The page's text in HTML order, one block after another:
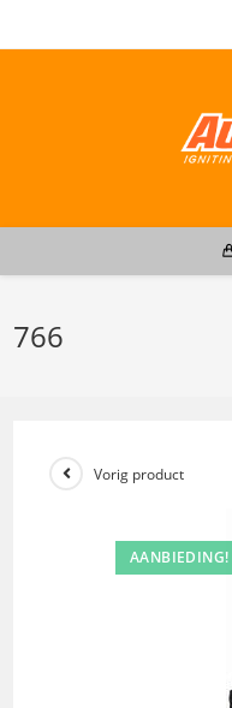
naar
766
AANBIEDING!
Vorig product